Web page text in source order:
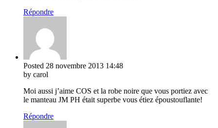
Répondre
Posted 28 novembre 2013 14:48
by carol
Moi aussi j’aime COS et la robe noire que vous portiez avec
le manteau JM PH était superbe vous étiez époustouflante!
Répondre